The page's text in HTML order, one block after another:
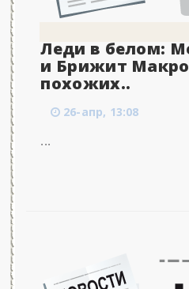
Леди в белом:
и Брижит
похожих..
26-апр, 13:08
...